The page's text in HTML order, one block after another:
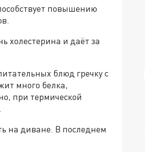
повышению
холестерина и даёт за
блюд гречку с
много белка,
при термической
на диване. В последнем